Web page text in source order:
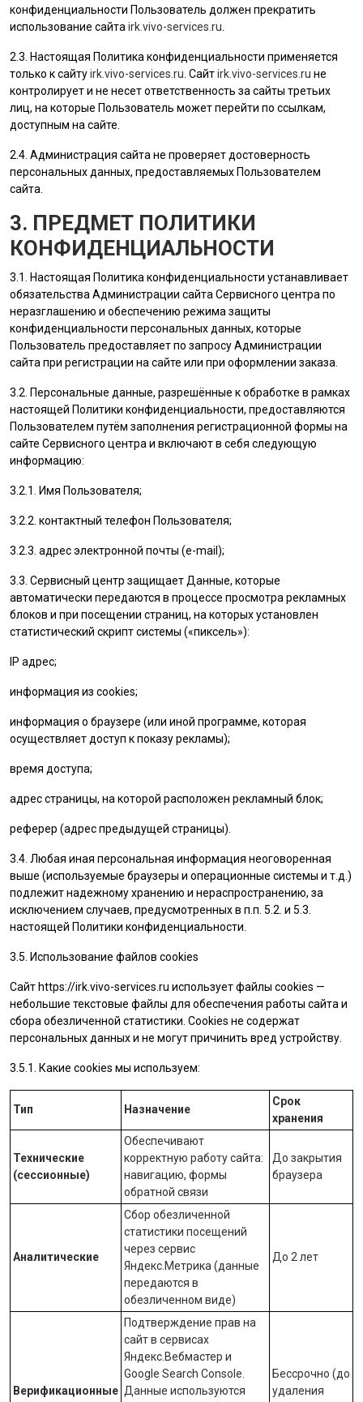
конфиденциальности Пользователь должен прекратить
использование сайта irk.vivo-services.ru
2.3. Настоящая Политика конфиденциальности применяется
только к сайтуirk.vivo-services.ru . Сайтirk.vivo-services.ru не
контролирует и не несет ответственность за сайты третьих
лиц, на которые Пользователь может перейти по ссылкам,
доступным на сайте.
2.4. Администрация сайта не проверяет достоверность
персональных данных, предоставляемых Пользователем
сайта.
3. ПРЕДМЕТ ПОЛИТИКИ
КОНФИДЕНЦИАЛЬНОСТИ
3.1. Настоящая Политика конфиденциальности устанавливает
обязательства Администрации сайта Сервисного центра по
неразглашению и обеспечению режима защиты
конфиденциальности персональных данных, которые
Пользователь предоставляет по запросу Администрации
сайта при регистрации на сайте или при оформлении заказа.
3.2. Персональные данные, разрешённые к обработке в рамках
настоящей Политики конфиденциальности, предоставляются
Пользователем путём заполнения регистрационной формы на
cайте Сервисного центра и включают в себя следующую
информацию:
3.2.1. Имя Пользователя;
3.2.2. контактный телефон Пользователя;
3.2.3. адрес электронной почты (e-mail);
3.3. Сервисный центр защищает Данные, которые
автоматически передаются в процессе просмотра рекламных
блоков и при посещении страниц, на которых установлен
статистический скрипт системы («пиксель»):
IP адрес;
информация из cookies;
информация о браузере (или иной программе, которая
осуществляет доступ к показу рекламы);
время доступа;
адрес страницы, на которой расположен рекламный блок;
реферер (адрес предыдущей страницы).
3.4. Любая иная персональная информация неоговоренная
выше (используемые браузеры и операционные системы и т.д.)
подлежит надежному хранению и нераспространению, за
исключением случаев, предусмотренных в п.п. 5.2. и 5.3.
настоящей Политики конфиденциальности.
3.5. Использование файлов cookies
Сайт https://irk.vivo-services.ru использует файлы cookies —
небольшие текстовые файлы для обеспечения работы сайта и
сбора обезличенной статистики. Cookies не содержат
персональных данных и не могут причинить вред устройству.
3.5.1. Какие cookies мы используем:
Тип Назначение
Срок
хранения
Технические
(сессионные)
Обеспечивают
корректную работу сайта:
навигацию, формы
обратной связи
До закрытия
браузера
Аналитические
Сбор обезличенной
статистики посещений
через сервис
Яндекс.Метрика (данные
передаются в
обезличенном виде)
До 2 лет
Верификационные
Подтверждение прав на
сайт в сервисах
Яндекс.Вебмастер и
Google Search Console
Данные используются
Бессрочно (до
удаления